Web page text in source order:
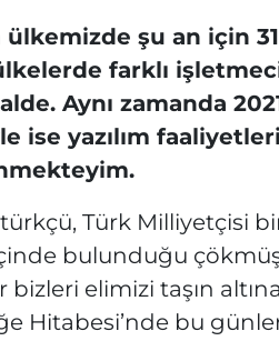
şu an için
farklı
Aynı zamanda
ise yazılım
Türk Milliyetçisi
bulunduğu
elimizi taşın
Hitabesi’nde bu